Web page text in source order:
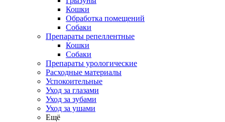
Кошки
Обработка помещений
Собаки
Препараты репеллентные
Кошки
Собаки
Препараты урологические
Расходные материалы
Успокоительные
Уход за глазами
Уход за зубами
Уход за ушами
Ещё